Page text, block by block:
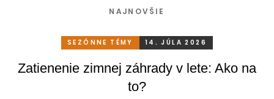
NAJNOVŠIE
SEZÓNNE TÉMY 14. JÚLA 2026
Zatienenie zimnej záhrady v lete: Ako na
to?